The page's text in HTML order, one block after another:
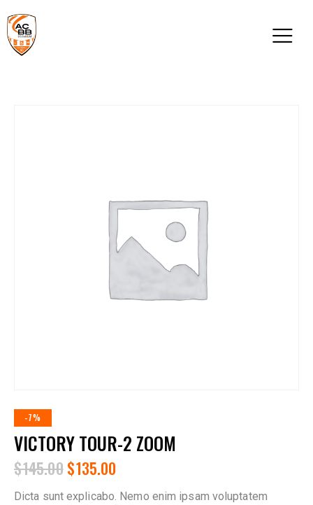
-7%
VICTORY TOUR-2 ZOOM
$145.00$135.00
Dicta sunt explicabo. Nemo enim ipsam voluptatem